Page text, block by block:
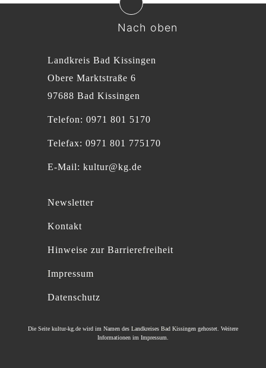
Nach oben
Landkreis Bad Kissingen
Obere Marktstraße 6
97688 Bad Kissingen
Telefon: 0971 801 5170
Telefax: 0971 801 775170
E-Mail: kultur@kg.de
Newsletter
Kontakt
Hinweise zur Barrierefreiheit
Impressum
Datenschutz
Die Seite kultur-kg.de wird im Namen des Landkreises Bad Kissingen gehostet. Weitere
Informationen im Impressum